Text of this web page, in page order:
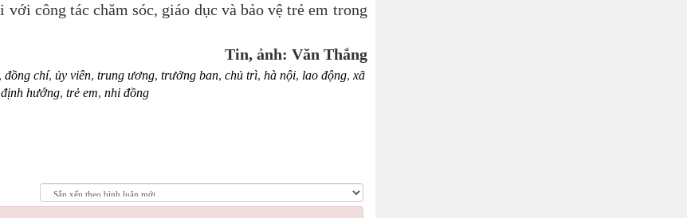
công tác chăm sóc, giáo dục và bảo vệ trẻ em trong
ảnh: Văn Thắng
, đồng chí, ủy viên, trung ương, trưởng ban, chủ trì, hà nội, lao động, xã
định hướng, trẻ em, nhi đồng